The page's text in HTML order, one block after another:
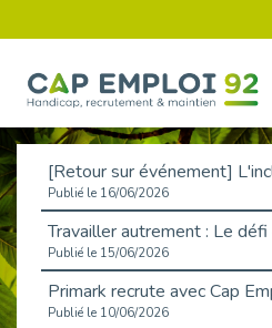
Publié le 16/06/2026
Publié le 15/06/2026
Publié le 10/06/2026